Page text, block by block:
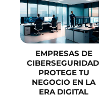
EMPRESAS DE
PROTEGE TU
NEGOCIO EN LA
ERA DIGITAL